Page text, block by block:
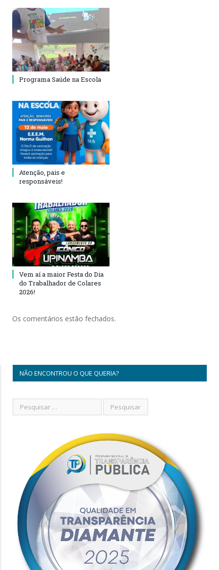
Programa Saúde na Escola
Atenção, pais e
responsáveis!
Vem aí a maior Festa do Dia
do Trabalhador de Colares
2026!
Os comentários estão fechados.
NÃO ENCONTROU O QUE QUERIA?